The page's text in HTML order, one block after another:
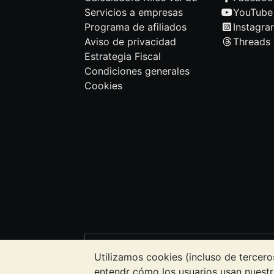
Utilizamos cookies (incluso de
entendr cómo los usuarios usan
Servicios a empresas
Programa de afiliados
Aviso de privacidad
Estrategia Fiscal
Condiciones generales
Cookies
YouTube
Threads
precios. Nada de lo contenido en los